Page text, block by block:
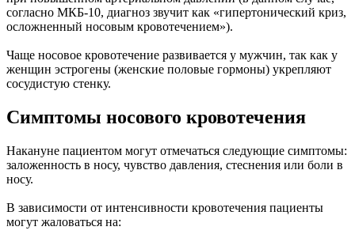
согласно МКБ-10, диагноз звучит как «гипертонический криз,
осложненный носовым кровотечением»).
Чаще носовое кровотечение развивается у мужчин, так как у
женщин эстрогены (женские половые гормоны) укрепляют
сосудистую стенку.
Симптомы носового кровотечения
Накануне пациентом могут отмечаться следующие симптомы:
заложенность в носу, чувство давления, стеснения или боли в
носу.
В зависимости от интенсивности кровотечения пациенты
могут жаловаться на: